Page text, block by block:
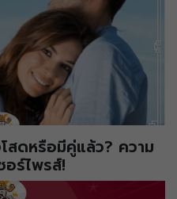
สดหรือมีคู่แล้ว? ความ
อร์ไพรส์!